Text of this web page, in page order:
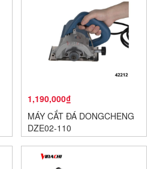
1,190,000₫
MÁY CẮT ĐÁ DONGCHENG
DZE02-110